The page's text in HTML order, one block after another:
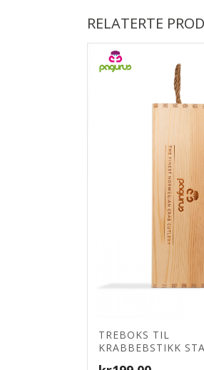
RELATERTE
TREBOKS TIL
KRABBEBSTIKK